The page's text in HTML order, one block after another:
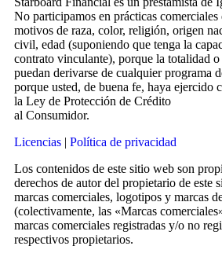
No participamos en prácticas
motivos de raza, color, religión, origen
civil, edad (suponiendo que tenga la
contrato vinculante), porque la totalidad o
puedan derivarse de cualquier programa
porque usted, de buena fe, haya ejercido
la Ley de Protección de Crédito
al Consumidor.
Licencias | Política de privacidad
Los contenidos de este sitio web son
derechos de autor del propietario de este
marcas comerciales, logotipos y marcas
(colectivamente, las «Marcas
marcas comerciales registradas y/o no
respectivos propietarios.